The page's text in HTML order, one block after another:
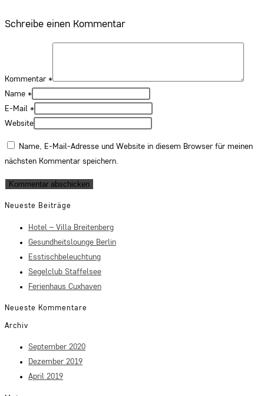
Schreibe einen Kommentar
Kommentar *
Name *
E-Mail *
Website
Name, E-Mail-Adresse und Website in diesem Browser für meinen
nächsten Kommentar speichern.
Neueste Beiträge
Hotel – Villa Breitenberg
Gesundheitslounge Berlin
Esstischbeleuchtung
Segelclub Staffelsee
Ferienhaus Cuxhaven
Neueste Kommentare
Archiv
September 2020
Dezember 2019
April 2019